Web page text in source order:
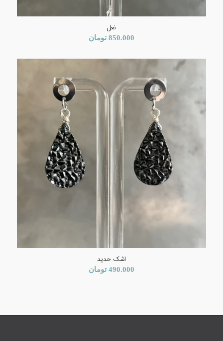
نعل
850.000 تومان
اشک حدید
490.000 تومان